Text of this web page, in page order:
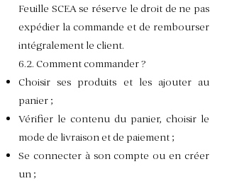
Feuille SCEA se réserve le droit de ne pas
expédier la commande et de rembourser
intégralement le client.
6.2. Comment commander ?
Choisir ses produits et les ajouter au
panier ;
Vérifier le contenu du panier, choisir le
mode de livraison et de paiement ;
Se connecter à son compte ou en créer
un ;